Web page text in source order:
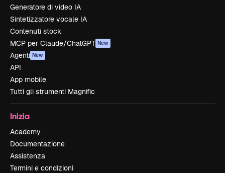
Generatore di video IA
Sintetizzatore vocale IA
Contenuti stock
MCP per Claude/ChatGPT New
Agenti New
API
App mobile
Tutti gli strumenti Magnific
Inizia
Academy
Documentazione
Assistenza
Termini e condizioni